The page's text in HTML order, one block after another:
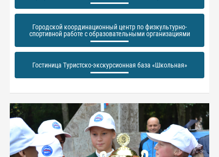
Городской координационный центр по физкультурно-
спортивной работе с образовательными организациями
Гостиница Туристско-экскурсионная база «Школьная»